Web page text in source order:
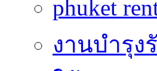
phuket
งานบำรุ